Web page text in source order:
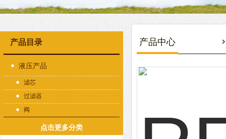
产品目录
液压产品
滤芯
过滤器
阀
点击更多分类
产品中心